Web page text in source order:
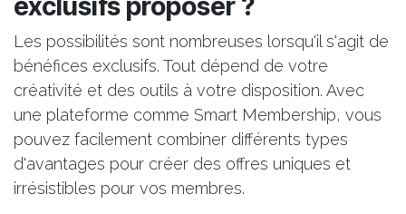
Les possibilités sont nombreuses lorsqu'il s'agit de
bénéfices exclusifs. Tout dépend de votre
créativité et des outils à votre disposition. Avec
une plateforme comme Smart Membership, vous
pouvez facilement combiner différents types
d'avantages pour créer des offres uniques et
irrésistibles pour vos membres.